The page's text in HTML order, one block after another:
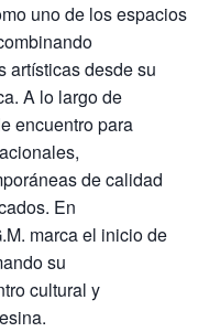
uno de los espacios
artísticas desde su
A lo largo de
encuentro para
de calidad
En
marca el inicio de
su
cultural y